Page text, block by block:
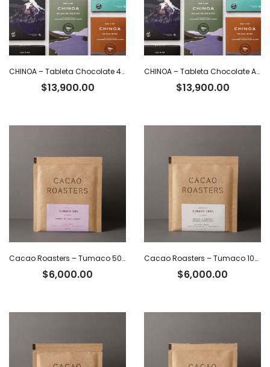
CHINOA – Tableta Chocolate 40% con leche y café x 50 g
$13,900.00
CHINOA – Tableta Chocolate Amargo 100% Cacao x 50 g
$13,900.00
Cacao Roasters – Tumaco 50% c/crema de avellanas
$6,000.00
Cacao Roasters – Tumaco 100% x 40 g
$6,000.00